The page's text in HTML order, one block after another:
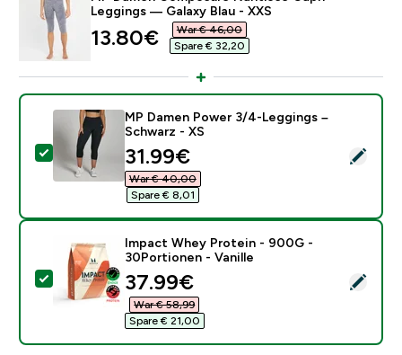
Leggings — Galaxy Blau - XXS
discounted price
13.80€‎
War € 46,00‎
Spare € 32,20‎
Dieses Produkt ausw�hlen - MP Damen Power 3/4-
MP Damen Power 3/4-Leggings –
Schwarz - XS
discounted price
31.99€‎
War € 40,00‎
Spare € 8,01‎
Dieses Produkt ausw�hlen - Impact Whey Protein -
Impact Whey Protein - 900G -
30Portionen - Vanille
discounted price
37.99€‎
War € 58,99‎
Spare € 21,00‎